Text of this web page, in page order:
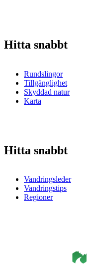
Hitta snabbt
Rundslingor
Tillgänglighet
Skyddad natur
Karta
Hitta snabbt
Vandringsleder
Vandringstips
Regioner